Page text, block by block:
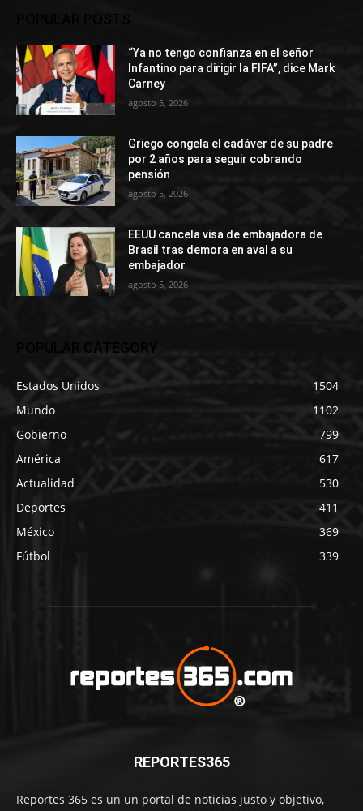
“Ya no tengo confianza en el señor
Infantino para dirigir la FIFA”, dice Mark
Carney
agosto 5, 2026
Griego congela el cadáver de su padre
por 2 años para seguir cobrando
pensión
agosto 5, 2026
EEUU cancela visa de embajadora de
Brasil tras demora en aval a su
embajador
agosto 5, 2026
POPULAR CATEGORY
Estados Unidos
1504
Mundo
1102
Gobierno
799
América
617
Actualidad
530
Deportes
411
México
369
Fútbol
339
REPORTES365
Reportes 365 es un un portal de noticias justo y objetivo,